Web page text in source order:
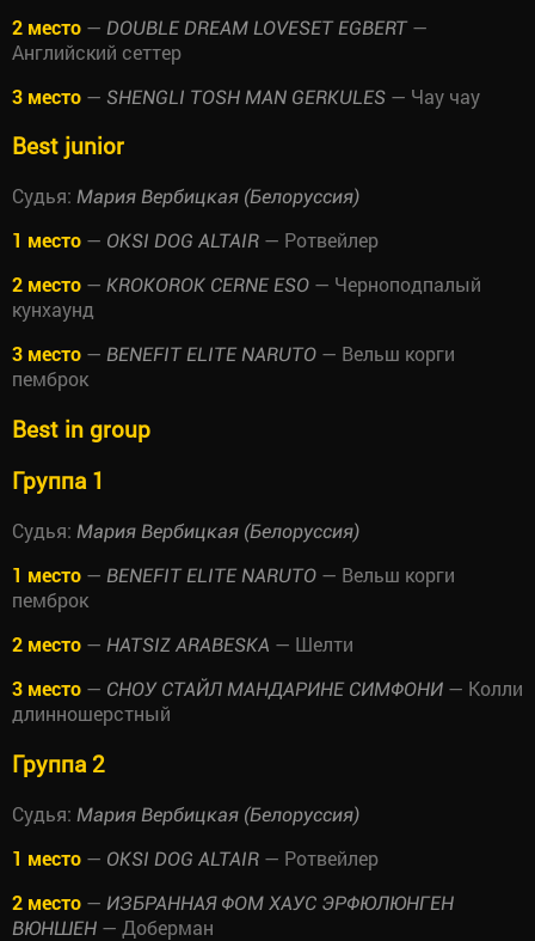
2 место — DOUBLE DREAM LOVESET EGBERT—
Английский сеттер
3 место — SHENGLI TOSH MAN GERKULES — Чау чау
Best junior
Судья: Мария Вербицкая (Белоруссия)
1 место — OKSI DOG ALTAIR — Ротвейлер
2 место — KROKOROK CERNE ESO — Черноподпалый
кунхаунд
3 место — BENEFIT ELITE NARUTO — Вельш корги
пемброк
Best in group
Группа 1
Судья: Мария Вербицкая (Белоруссия)
1 место — BENEFIT ELITE NARUTO — Вельш корги
пемброк
2 место — HATSIZ ARABESKA — Шелти
3 место — СНОУ СТАЙЛ МАНДАРИНЕ СИМФОНИ — Колли
длинношерстный
Группа 2
Судья: Мария Вербицкая (Белоруссия)
1 место — OKSI DOG ALTAIR — Ротвейлер
2 место — ИЗБРАННАЯ ФОМ ХАУС ЭРФЮЛЮНГЕН
ВЮНШЕН — Доберман